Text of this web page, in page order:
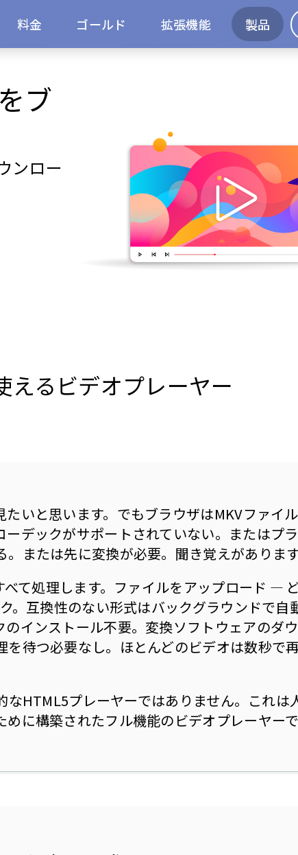
料金 ゴールド 拡張機能 製品
をブ
ンロー
えるビデオプレーヤー
たいと思います。でもブラウザはMKVファイ
デックがサポートされていない。またはプ
または先に変換が必要。聞き覚えがありま
て処理します。ファイルをアップロード —
。互換性のない形式はバックグラウンドで自
インストール不要。変換ソフトウェアのダ
を待つ必要なし。ほとんどのビデオは数秒で
なHTML5プレーヤーではありません。これは
に構築されたフル機能のビデオプレーヤーで